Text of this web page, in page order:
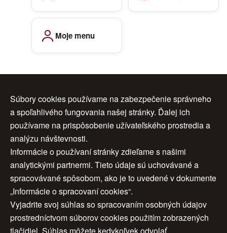
Moje menu
Zuzana Svobodová
Biografia
Biografia tohto autora ešte nebola pridaná. Môžete ju
pridať.
Úvod | O nás | Obchodné podmienky |
Súbory cookies používame na zabezpečenie správneho
a spoľahlivého fungovania našej stránky. Ďalej ich
používame na prispôsobenie užívateľského prostredia a
analýzu návštevnosti.
Informácie o používaní stránky zdieľame s našimi
analytickými partnermi. Tieto údaje sú uchovávané a
spracovávané spôsobom, ako je to uvedené v dokumente
„Informácie o spracovaní cookies“.
Vyjadrite svoj súhlas so spracovaním osobných údajov
prostredníctvom súborov cookies použitím zobrazených